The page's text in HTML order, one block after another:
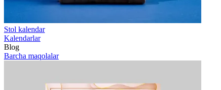
Stol kalendar
Kalendarlar
Blog
Barcha maqolalar